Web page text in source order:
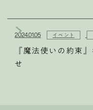
2024.01.05 イベント
『魔法使いの約束
せ